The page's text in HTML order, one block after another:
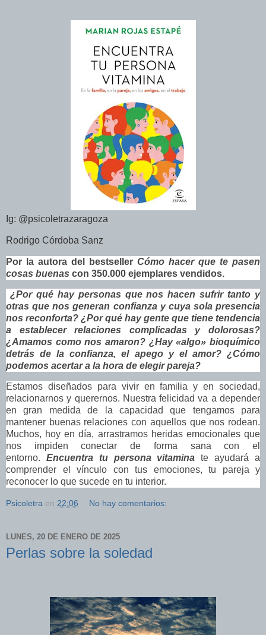
Ig: @psicoletrazaragoza
Rodrigo Córdoba Sanz
Por la autora del bestseller Cómo hacer que te pasen
cosas buenas con 350.000 ejemplares vendidos.
¿Por qué hay personas que nos hacen sufrir tanto y
otras que nos generan confianza y cuya sola presencia
nos reconforta? ¿Por qué hay gente que tiene tendencia
a establecer relaciones complicadas y dolorosas?
¿Amamos como nos amaron? ¿Hay «algo» bioquímico
detrás de la confianza, el apego y el amor? ¿Cómo
podemos acertar a la hora de elegir pareja?
Estamos diseñados para vivir en familia y en sociedad,
relacionarnos y querernos. Nuestra felicidad va a depender
en gran medida de la capacidad que tengamos para
mantener buenas relaciones con aquellos que nos rodean.
Muchos, hoy en día, arrastramos heridas emocionales que
nos impiden conectar de forma sana con el
entorno. Encuentra tu persona vitamina te ayudará a
comprender el vínculo con tus emociones, tu pareja y
reconocer lo que sucede en tu interior.
Psicoletra en 22:06 No hay comentarios:
LUNES, 20 DE ENERO DE 2025
Perlas sobre la soledad